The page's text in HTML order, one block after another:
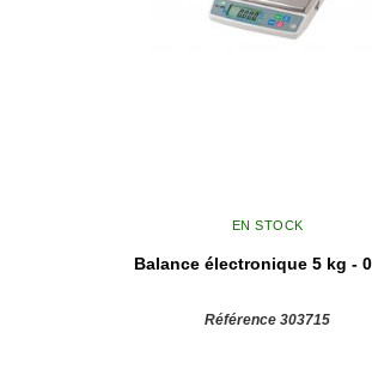
EN STOCK
Balance électronique 5 kg -
Référence 303715